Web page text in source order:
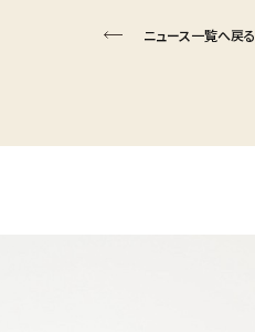
ニュース一覧へ戻る